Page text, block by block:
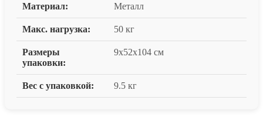
Материал: Металл
Макс. нагрузка: 50 кг
Размеры
упаковки:
9x52x104 см
Вес с упаковкой: 9.5 кг